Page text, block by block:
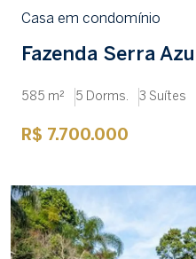
Casa em condomínio
Fazenda Serra Azul
585 m² 5 Dorms. 3 Suítes
R$ 7.700.000